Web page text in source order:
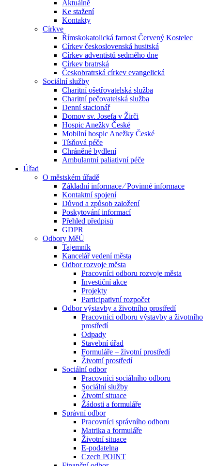
Aktuálně
Ke stažení
Kontakty
Církve
Římskokatolická farnost Červený Kostelec
Církev československá husitská
Církev adventistů sedmého dne
Církev bratrská
Českobratrská církev evangelická
Sociální služby
Charitní ošetřovatelská služba
Charitní pečovatelská služba
Denní stacionář
Domov sv. Josefa v Žirči
Hospic Anežky České
Mobilní hospic Anežky České
Tísňová péče
Chráněné bydlení
Ambulantní paliativní péče
Úřad
O městském úřadě
Základní informace ⁄ Povinné informace
Kontaktní spojení
Důvod a způsob založení
Poskytování informací
Přehled předpisů
GDPR
Odbory MěÚ
Tajemník
Kancelář vedení města
Odbor rozvoje města
Pracovníci odboru rozvoje města
Investiční akce
Projekty
Participativní rozpočet
Odbor výstavby a životního prostředí
Pracovníci odboru výstavby a životního
prostředí
Odpady
Stavební úřad
Formuláře – životní prostředí
Životní prostředí
Sociální odbor
Pracovníci sociálního odboru
Sociální služby
Životní situace
Žádosti a formuláře
Správní odbor
Pracovníci správního odboru
Matrika a formuláře
Životní situace
E-podatelna
Czech POINT